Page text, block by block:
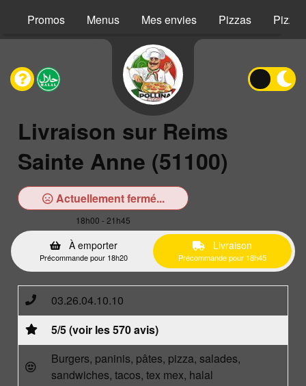
Promos Menus Mes envies Pizzas
Livraison sur Reims
Sainte Anne (51100)
Actuellement fermé...
18h00 - 21h45
À emporter
Précommande pour 18h20
Livraison
Précommande pour 18h45
03.26.04.10.10
5/5 (voir les 570 avis)
Burgers, paninis, pâtes, pizza, salades,
sandwiches, tacos, tex mex, halal